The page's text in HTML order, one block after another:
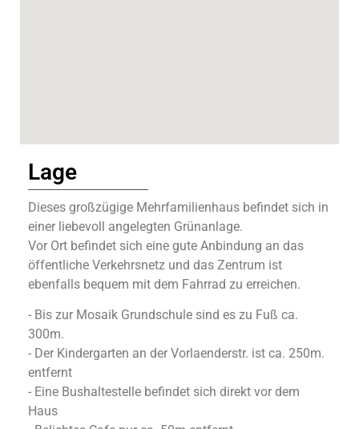
Lage
Dieses großzügige Mehrfamilienhaus befindet sich in
einer liebevoll angelegten Grünanlage.
Vor Ort befindet sich eine gute Anbindung an das
öffentliche Verkehrsnetz und das Zentrum ist
ebenfalls bequem mit dem Fahrrad zu erreichen.
- Bis zur Mosaik Grundschule sind es zu Fuß ca.
300m.
- Der Kindergarten an der Vorlaenderstr. ist ca. 250m.
entfernt
- Eine Bushaltestelle befindet sich direkt vor dem
Haus